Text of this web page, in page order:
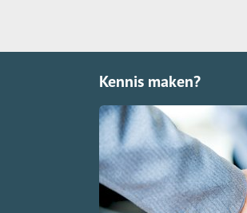
Kennis maken?